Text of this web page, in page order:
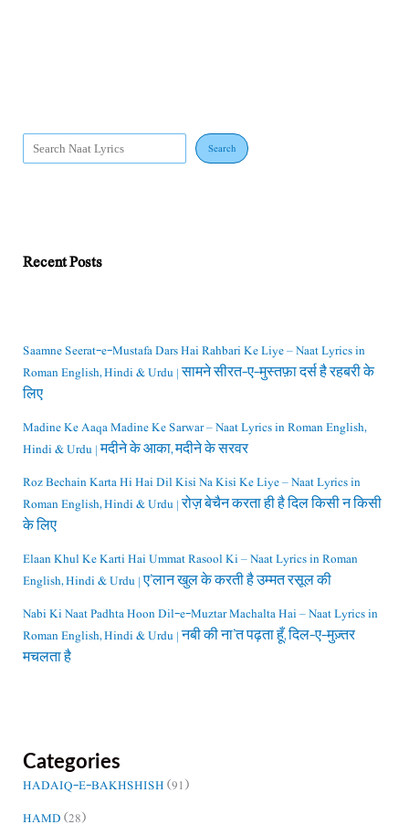
Search
Recent Posts
Saamne Seerat-e-Mustafa Dars Hai Rahbari Ke Liye – Naat Lyrics in
Roman English, Hindi & Urdu | सामने सीरत-ए-मुस्तफ़ा दर्स है रहबरी के
लिए
Madine Ke Aaqa Madine Ke Sarwar – Naat Lyrics in Roman English,
Hindi & Urdu | मदीने के आका, मदीने के सरवर
Roz Bechain Karta Hi Hai Dil Kisi Na Kisi Ke Liye – Naat Lyrics in
Roman English, Hindi & Urdu | रोज़ बेचैन करता ही है दिल किसी न किसी
के लिए
Elaan Khul Ke Karti Hai Ummat Rasool Ki – Naat Lyrics in Roman
English, Hindi & Urdu | ए’लान खुल के करती है उम्मत रसूल की
Nabi Ki Naat Padhta Hoon Dil-e-Muztar Machalta Hai – Naat Lyrics in
Roman English, Hindi & Urdu | नबी की ना’त पढ़ता हूँ, दिल-ए-मुज़्तर
मचलता है
Categories
HADAIQ-E-BAKHSHISH(91)
HAMD(28)